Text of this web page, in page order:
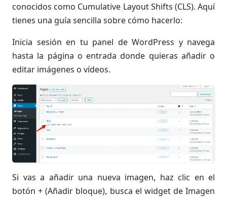
conocidos como Cumulative Layout Shifts (CLS). Aquí
tienes una guía sencilla sobre cómo hacerlo:
Inicia sesión en tu panel de WordPress y navega
hasta la página o entrada donde quieras añadir o
editar imágenes o vídeos.
Si vas a añadir una nueva imagen, haz clic en el
botón + (Añadir bloque), busca el widget de Imagen